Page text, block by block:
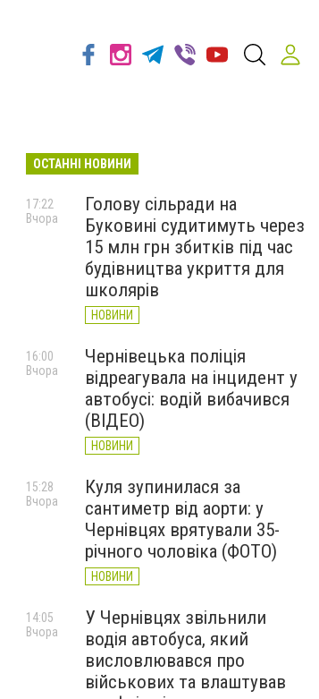
ОСТАННІ НОВИНИ
Голову сільради на
Буковині судитимуть через
15 млн грн збитків під час
будівництва укриття для
школярів
НОВИНИ
17:22
Вчора
Чернівецька поліція
відреагувала на інцидент у
автобусі: водій вибачився
(ВІДЕО)
НОВИНИ
16:00
Вчора
Куля зупинилася за
сантиметр від аорти: у
Чернівцях врятували 35-
річного чоловіка (ФОТО)
НОВИНИ
15:28
Вчора
У Чернівцях звільнили
водія автобуса, який
висловлювався про
військових та влаштував
14:05
Вчора